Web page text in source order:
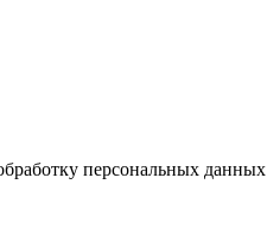
персональных данных